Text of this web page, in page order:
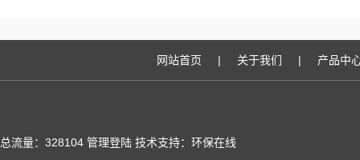
网站首页 | 关于我们 | 产品中
总流量：328104 管理登陆 技术支持： 环保在线